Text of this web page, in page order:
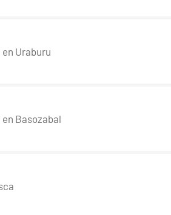
Uraburu
Basozabal